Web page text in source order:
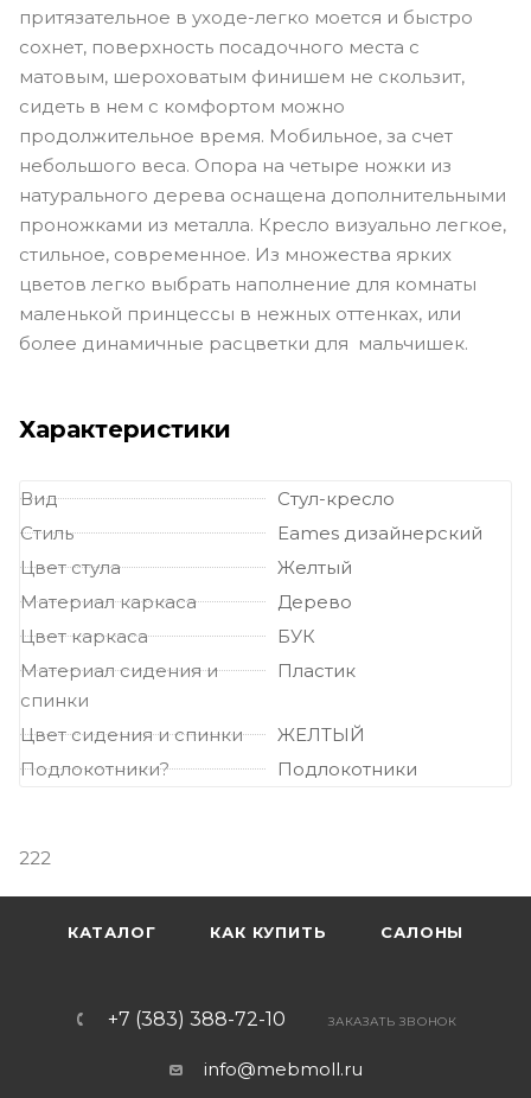
притязательное в уходе-легко моется и быстро
сохнет, поверхность посадочного места с
матовым, шероховатым финишем не скользит,
сидеть в нем с комфортом можно
продолжительное время. Мобильное, за счет
небольшого веса. Опора на четыре ножки из
натурального дерева оснащена дополнительными
проножками из металла. Кресло визуально легкое,
стильное, современное. Из множества ярких
цветов легко выбрать наполнение для комнаты
маленькой принцессы в нежных оттенках, или
более динамичные расцветки для мальчишек.
Характеристики
Вид
Стул-кресло
Стиль
Eames дизайнерский
Цвет стула
Желтый
Материал каркаса
Дерево
Цвет каркаса
БУК
Материал сидения и
спинки
Пластик
Цвет сидения и спинки
ЖЕЛТЫЙ
Подлокотники?
Подлокотники
222
КАТАЛОГ КАК КУПИТЬ САЛОНЫ
+7 (383) 388-72-10 ЗАКАЗАТЬ ЗВОНОК
info@mebmoll.ru